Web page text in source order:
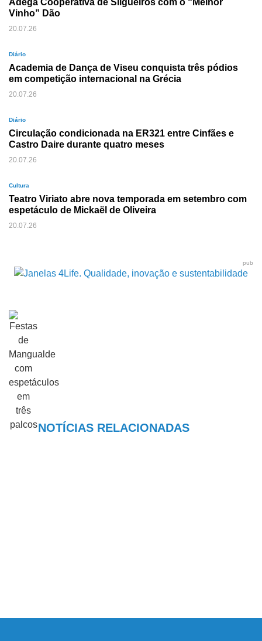
Adega Cooperativa de Silgueiros com o “Melhor
Vinho” Dão
20.07.26
Diário
Academia de Dança de Viseu conquista três pódios
em competição internacional na Grécia
20.07.26
Diário
Circulação condicionada na ER321 entre Cinfães e
Castro Daire durante quatro meses
20.07.26
Cultura
Teatro Viriato abre nova temporada em setembro com
espetáculo de Mickaël de Oliveira
20.07.26
pub
NOTÍCIAS RELACIONADAS